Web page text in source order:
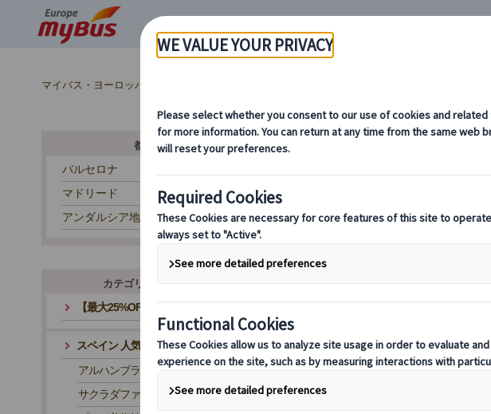
マイバス・ヨーロッパ
都市から探す
バルセロナ
マドリード
アンダルシア地方
カテゴリ・テーマから探す
【最大25%OFF】夏旅応援キャンペーン
スペイン 人気観光地
アルハンブラ宮殿
サクラダファミリア